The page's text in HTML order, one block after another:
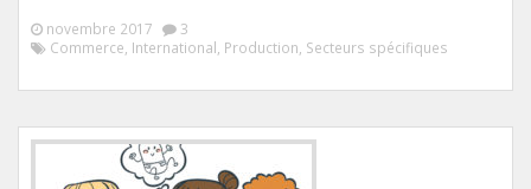
novembre 2017
3
Commerce, International, Production, Secteurs spécifiques